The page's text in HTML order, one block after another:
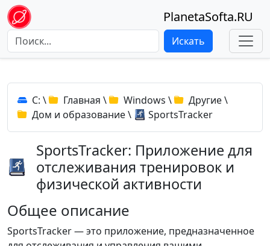
PlanetaSofta.RU
Искать
C: \ Главная \ Windows \ Другие\
Дом и образование\ SportsTracker
SportsTracker: Приложение для
отслеживания тренировок и
физической активности
Общее описание
SportsTracker — это приложение, предназначенное